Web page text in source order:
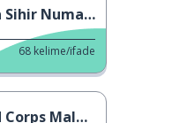
Numarası
68 kelime/ifade
Malade